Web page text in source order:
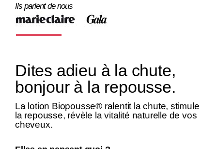
Ils parlent de nous
Dites adieu à la chute,
bonjour à la repousse.
La lotion Biopousse® ralentit la chute, stimule
la repousse, révèle la vitalité naturelle de vos
cheveux.